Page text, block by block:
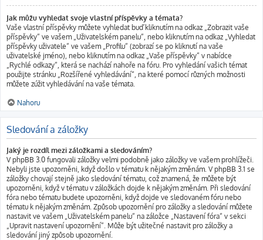
Jak můžu vyhledat svoje vlastní příspěvky a témata?
Vaše vlastní příspěvky můžete vyhledat buď kliknutím na odkaz „Zobrazit vaše
příspěvky“ ve vašem „Uživatelském panelu“, nebo kliknutím na odkaz „Vyhledat
příspěvky uživatele“ ve vašem „Profilu“ (zobrazí se po kliknutí na vaše
uživatelské jméno), nebo kliknutím na odkaz „Vaše příspěvky“ v nabídce
„Rychlé odkazy“, která se nachází nahoře na fóru. Pro vyhledání vašich témat
použijte stránku „Rozšířené vyhledávání“, na které pomocí různých možnosti
můžete zúžit vyhledávání na vaše témata.
Nahoru
Sledování a záložky
Jaký je rozdíl mezi záložkami a sledováním?
V phpBB 3.0 fungovali záložky velmi podobně jako záložky ve vašem prohlížeči.
Nebyli jste upozorněni, když došlo v tématu k nějakým změnám. V phpBB 3.1 se
záložky chovají stejně jako sledování tématu, což znamená, že můžete být
upozorněni, když v tématu v záložkách dojde k nějakým změnám. Při sledování
fóra nebo tématu budete upozorněni, když dojde ve sledovaném fóru nebo
tématu k nějakým změnám. Způsob upozornění pro záložky a sledování můžete
nastavit ve vašem „Uživatelském panelu“ na záložce „Nastavení fóra“ v sekci
„Upravit nastavení upozornění“. Může být užitečné nastavit pro záložky a
sledování jiný způsob upozornění.